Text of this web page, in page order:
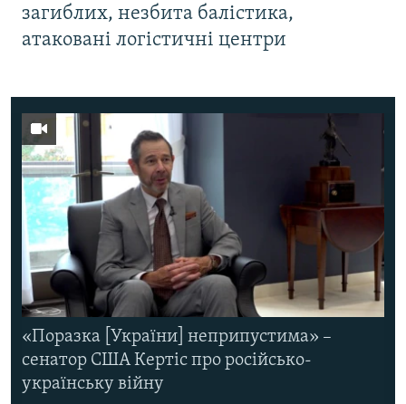
загиблих, незбита балістика,
атаковані логістичні центри
«Поразка [України] неприпустима» –
сенатор США Кертіс про російсько-
українську війну